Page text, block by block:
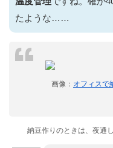
たような……
画像： オフィスで
納豆作りのときは、夜通